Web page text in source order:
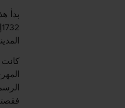
بدأ
كانت